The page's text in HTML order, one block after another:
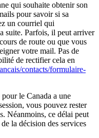
qui souhaite obtenir son
pour savoir si sa
un courriel qui
suite. Parfois, il peut arriver
de route ou que vous
votre mail. Pas de
de rectifier cela en
contacts/formulaire-
le Canada a une
vous pouvez rester
Néanmoins, ce délai peut
la décision des services